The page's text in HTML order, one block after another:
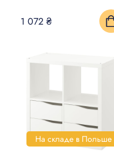
1 072 ₴
На складе в Польше